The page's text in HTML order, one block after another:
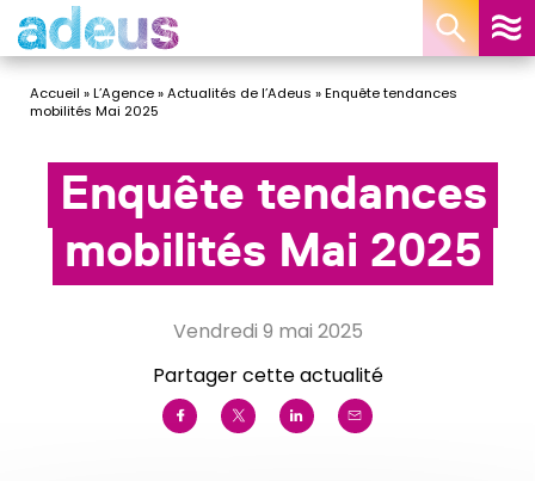
Accueil »L’Agence»Actualités de l’Adeus »Enquête tendances
mobilités Mai 2025
Enquête tendances
mobilités Mai 2025
vendredi 9 mai 2025
Partager cette actualité
Panneau de gestion des cookies